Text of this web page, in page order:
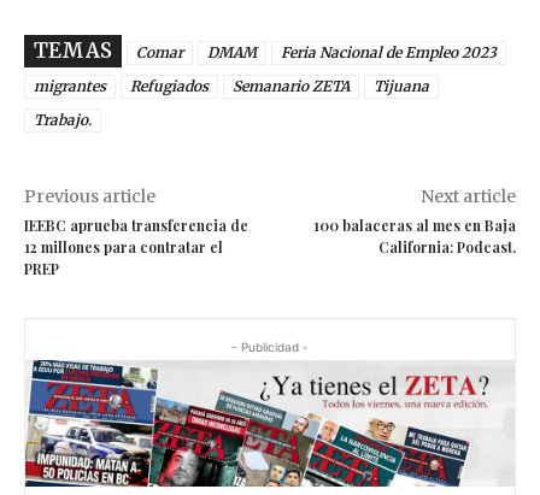
TEMAS Comar DMAM
Feria Nacional de Empleo 2023
migrantes
Refugiados Semanario ZETA
Tijuana
Trabajo.
Previous article
IEEBC aprueba transferencia de
12 millones para contratar el
PREP
Next article
100 balaceras al mes en Baja
California: Podcast.
- Publicidad -